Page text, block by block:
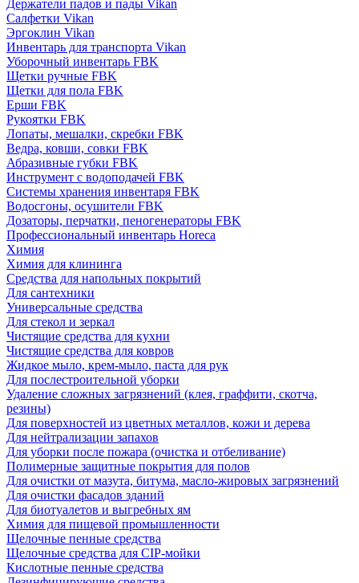
Держатели падов и пады Vikan
Салфетки Vikan
Эргоклин Vikan
Инвентарь для транспорта Vikan
Уборочный инвентарь FBK
Щетки ручные FBK
Щетки для пола FBK
Ерши FBK
Рукоятки FBK
Лопаты, мешалки, скребки FBK
Ведра, ковши, совки FBK
Абразивные губки FBK
Инструмент с водоподачей FBK
Системы хранения инвентаря FBK
Водосгоны, осушители FBK
Дозаторы, перчатки, пеногенераторы FBK
Профессиональный инвентарь Horeca
Химия
Химия для клининга
Средства для напольных покрытий
Для сантехники
Универсальные средства
Для стекол и зеркал
Чистящие средства для кухни
Чистящие средства для ковров
Жидкое мыло, крем-мыло, паста для рук
Для послестроительной уборки
Удаление сложных загрязнений (клея, граффити, скотча,
резины)
Для поверхностей из цветных металлов, кожи и дерева
Для нейтрализации запахов
Для уборки после пожара (очистка и отбеливание)
Полимерные защитные покрытия для полов
Для очистки от мазута, битума, масло-жировых загрязнений
Для очистки фасадов зданий
Для биотуалетов и выгребных ям
Химия для пищевой промышленности
Щелочные пенные средства
Щелочные средства для CIP-мойки
Кислотные пенные средства